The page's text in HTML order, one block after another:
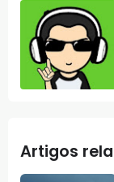
Artigos